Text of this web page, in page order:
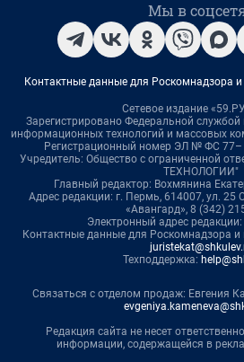
Мы в
Контактные данные для Роскомнадзора и
Сетевое издание
Зарегистрировано Федеральной службой
информационных технологий и массовых
Регистрационный номер ЭЛ № ФС 77–
Учредитель: Общество с ограниченной
ТЕХНОЛОГИИ"
Главный редактор: Вохмянина
Адрес редакции: г. Пермь, 614007, ул. 25
«Авангард», 8 (342)
Электронный адрес редакции:
Контактные данные для Роскомнадзора и
Техподдержка:
Связаться с отделом продаж: Евгения
Редакция сайта не несет
информации, содержащейся в